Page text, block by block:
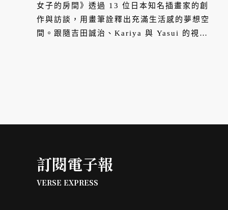
女子的房間》透過 13 位日本知名插畫家的創
作與訪談，用畫筆詮釋出充滿生活感的夢想空
間。跟隨吉田誠治、Kariya 與 Yasui 的視
訂閱電子報
VERSE EXPRESS